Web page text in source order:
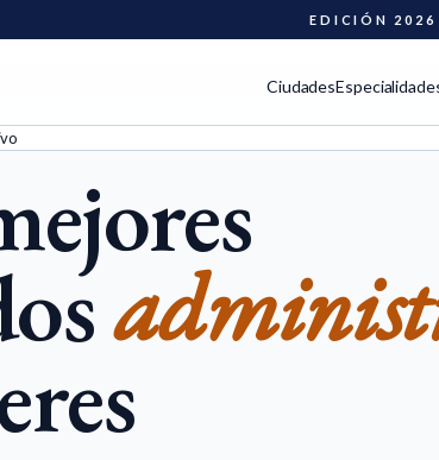
EDICIÓN 2026
Ciudades